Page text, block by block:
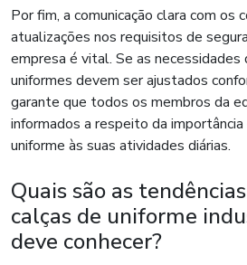
Por fim, a comunicação clara com os
atualizações nos requisitos de
empresa é vital. Se as necessidades
uniformes devem ser ajustados
garante que todos os membros da
informados a respeito da
uniforme às suas atividades diárias.
Quais são as
calças de uniforme
deve conhecer?